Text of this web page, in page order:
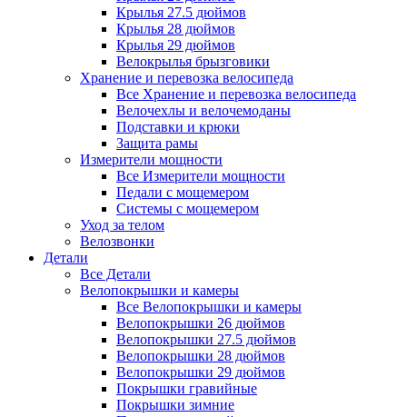
Крылья 27.5 дюймов
Крылья 28 дюймов
Крылья 29 дюймов
Велокрылья брызговики
Хранение и перевозка велосипеда
Все Хранение и перевозка велосипеда
Велочехлы и велочемоданы
Подставки и крюки
Защита рамы
Измерители мощности
Все Измерители мощности
Педали с мощемером
Системы с мощемером
Уход за телом
Велозвонки
Детали
Все Детали
Велопокрышки и камеры
Все Велопокрышки и камеры
Велопокрышки 26 дюймов
Велопокрышки 27.5 дюймов
Велопокрышки 28 дюймов
Велопокрышки 29 дюймов
Покрышки гравийные
Покрышки зимние